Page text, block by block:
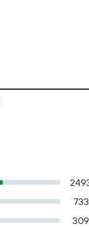
733
309